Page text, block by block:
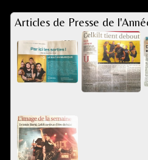
Articles de Presse de